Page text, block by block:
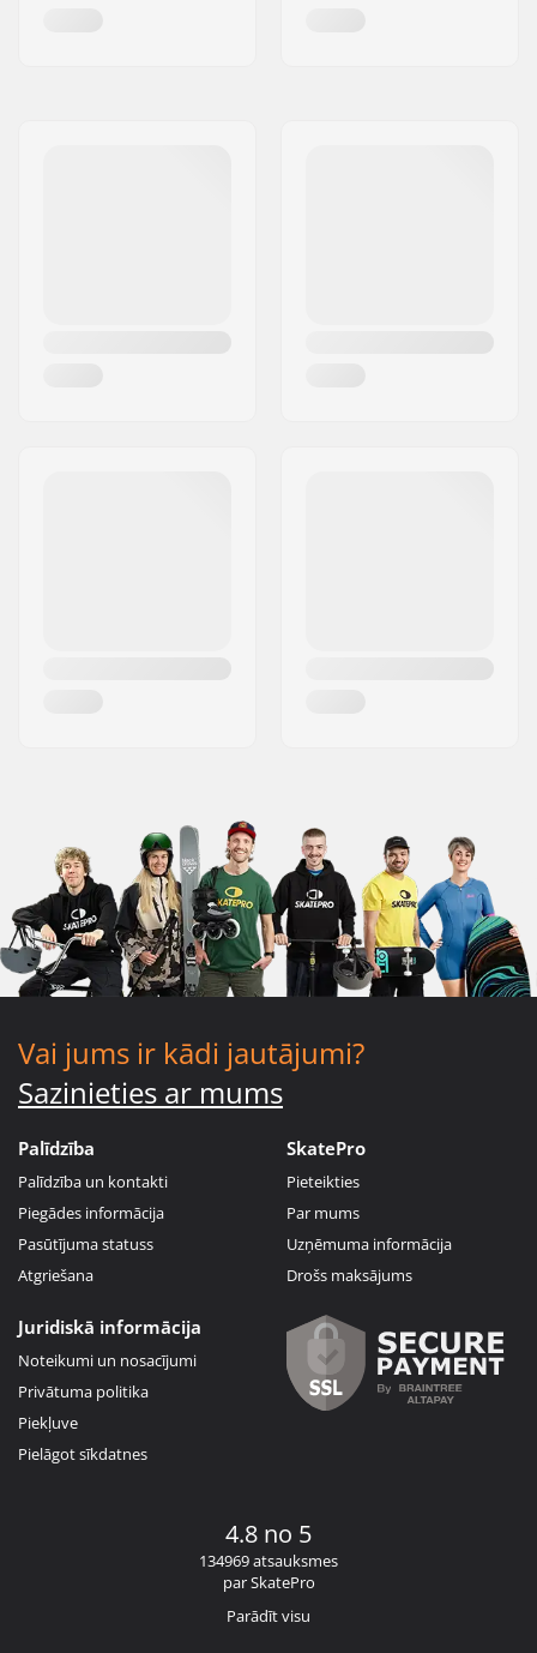
Vai jums ir kādi jautājumi?
Sazinieties ar mums
Palīdzība
Palīdzība un kontakti
Piegādes informācija
Pasūtījuma statuss
Atgriešana
SkatePro
Pieteikties
Par mums
Uzņēmuma informācija
Drošs maksājums
Juridiskā informācija
Noteikumi un nosacījumi
Privātuma politika
Piekļuve
Pielāgot sīkdatnes
4.8 no 5
134969 atsauksmes
par SkatePro
Parādīt visu